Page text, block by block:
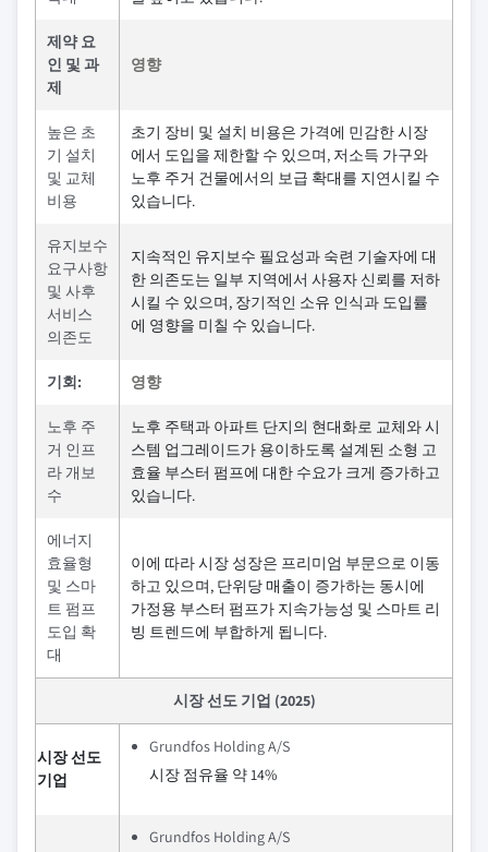
제약 요
인 및 과
제
영향
높은 초
기 설치
및 교체
비용
초기 장비 및 설치 비용은 가격에 민감한 시장
에서 도입을 제한할 수 있으며, 저소득 가구와
노후 주거 건물에서의 보급 확대를 지연시킬 수
있습니다.
유지보수
요구사항
및 사후
서비스
의존도
지속적인 유지보수 필요성과 숙련 기술자에 대
한 의존도는 일부 지역에서 사용자 신뢰를 저하
시킬 수 있으며, 장기적인 소유 인식과 도입률
에 영향을 미칠 수 있습니다.
기회: 영향
노후 주
거 인프
라 개보
수
노후 주택과 아파트 단지의 현대화로 교체와 시
스템 업그레이드가 용이하도록 설계된 소형 고
효율 부스터 펌프에 대한 수요가 크게 증가하고
있습니다.
에너지
효율형
및 스마
트 펌프
도입 확
대
이에 따라 시장 성장은 프리미엄 부문으로 이동
하고 있으며, 단위당 매출이 증가하는 동시에
가정용 부스터 펌프가 지속가능성 및 스마트 리
빙 트렌드에 부합하게 됩니다.
시장 선도 기업 (2025)
시장 선도
기업
Grundfos Holding A/S
시장 점유율 약 14%
Grundfos Holding A/S